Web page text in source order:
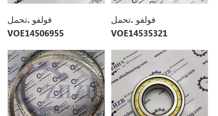
فولفو .تحمل
VOE14506955
فولفو .تحمل
VOE14535321